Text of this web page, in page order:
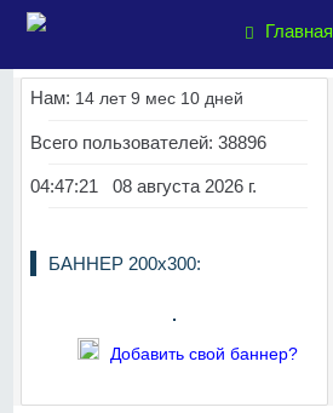
Главная
Нам: 14 лет 9 мес 10 дней
Всего пользователей: 38896
04:47:21 08 августа 2026 г.
БАННЕР 200х300:
Добавить свой баннер?